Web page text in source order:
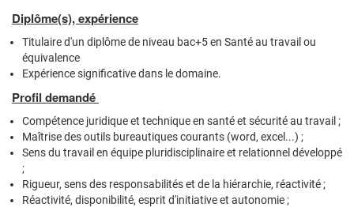
Diplôme(s), expérience
Titulaire d'un diplôme de niveau bac+5 en Santé au travail ou
équivalence
Expérience significative dans le domaine.
Profil demandé
Compétence juridique et technique en santé et sécurité au travail ;
Maîtrise des outils bureautiques courants (word, excel...) ;
Sens du travail en équipe pluridisciplinaire et relationnel développé
;
Rigueur, sens des responsabilités et de la hiérarchie, réactivité ;
Réactivité, disponibilité, esprit d'initiative et autonomie ;